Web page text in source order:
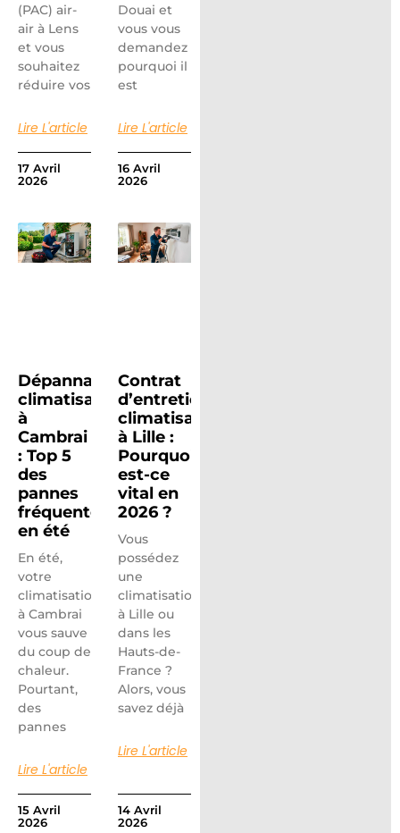
(PAC) air-
air à Lens
et vous
souhaitez
réduire vos
Lire L'article
17 Avril
2026
Douai et
vous vous
demandez
pourquoi il
est
Lire L'article
16 Avril
2026
Dépannage
climatisation
à
Cambrai
: Top 5
des
pannes
fréquentes
en été
En été,
votre
climatisation
à Cambrai
vous sauve
du coup de
chaleur.
Pourtant,
des
pannes
Lire L'article
15 Avril
2026
Contrat
d’entretien
climatisation
à Lille :
Pourquoi
est-ce
vital en
2026 ?
Vous
possédez
une
climatisation
à Lille ou
dans les
Hauts-de-
France ?
Alors, vous
savez déjà
Lire L'article
14 Avril
2026